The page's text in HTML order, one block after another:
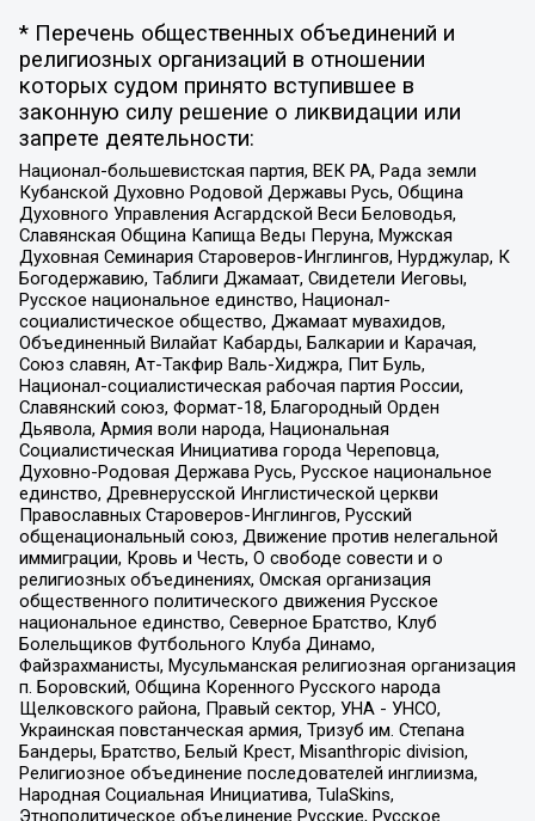
* Перечень общественных объединений и
религиозных организаций в отношении
которых судом принято вступившее в
законную силу решение о ликвидации или
запрете деятельности:
Национал-большевистская партия, ВЕК РА, Рада земли
Кубанской Духовно Родовой Державы Русь, Община
Духовного Управления Асгардской Веси Беловодья,
Славянская Община Капища Веды Перуна, Мужская
Духовная Семинария Староверов-Инглингов, Нурджулар, К
Богодержавию, Таблиги Джамаат, Свидетели Иеговы,
Русское национальное единство, Национал-
социалистическое общество, Джамаат мувахидов,
Объединенный Вилайат Кабарды, Балкарии и Карачая,
Союз славян, Ат-Такфир Валь-Хиджра, Пит Буль,
Национал-социалистическая рабочая партия России,
Славянский союз, Формат-18, Благородный Орден
Дьявола, Армия воли народа, Национальная
Социалистическая Инициатива города Череповца,
Духовно-Родовая Держава Русь, Русское национальное
единство, Древнерусской Инглистической церкви
Православных Староверов-Инглингов, Русский
общенациональный союз, Движение против нелегальной
иммиграции, Кровь и Честь, О свободе совести и о
религиозных объединениях, Омская организация
общественного политического движения Русское
национальное единство, Северное Братство, Клуб
Болельщиков Футбольного Клуба Динамо,
Файзрахманисты, Мусульманская религиозная организация
п. Боровский, Община Коренного Русского народа
Щелковского района, Правый сектор, УНА - УНСО,
Украинская повстанческая армия, Тризуб им. Степана
Бандеры, Братство, Белый Крест, Misanthropic division,
Религиозное объединение последователей инглиизма,
Народная Социальная Инициатива, TulaSkins,
Этнополитическое объединение Русские, Русское